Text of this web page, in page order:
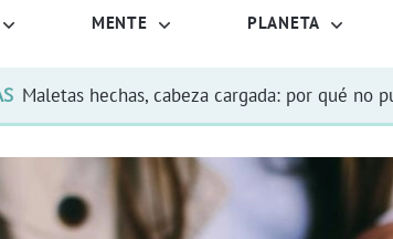
MENTE PLANETA
Maletas hechas, cabeza cargada: por qué